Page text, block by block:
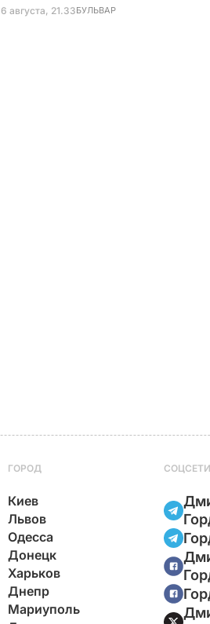
6 августа, 21.33БУЛЬВАР
ГОРОД
Киев
Львов
Одесса
Донецк
Харьков
Днепр
Мариуполь
СОЦСЕТИ